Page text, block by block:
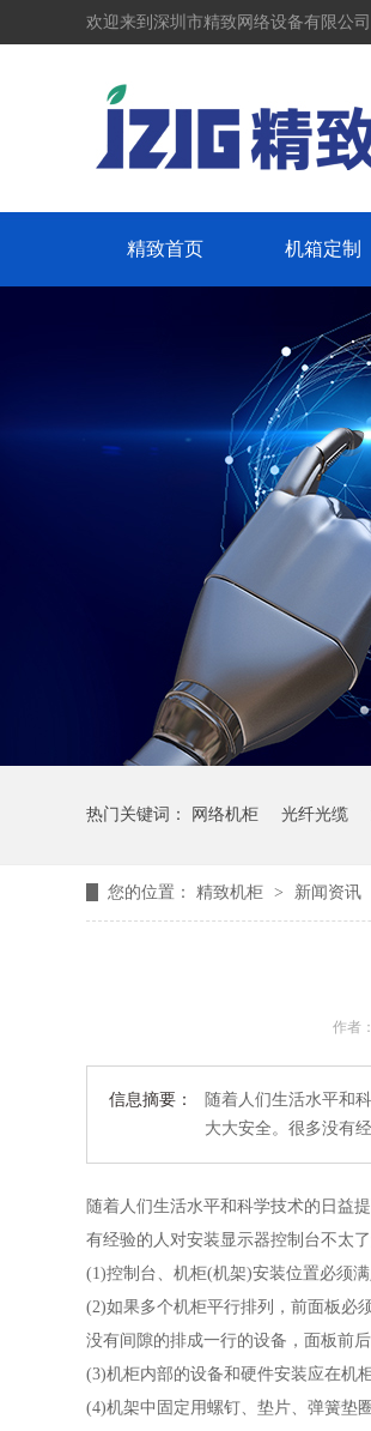
欢迎来到深圳市精致网络设备有限公司
精致首页 机箱定制
热门关键词： 网络机柜 光纤光缆
您的位置： 精致机柜 > 新闻资讯
作者
信息摘要：
随着人们生活水平和
大大安全。很多没有
随着人们生活水平和科学技术的日益
有经验的人对安装显示器控制台不太
(1)控制台、机柜(机架)安装位置必须
(2)如果多个机柜平行排列，前面板必
没有间隙的排成一行的设备，面板前
(3)机柜内部的设备和硬件安装应在机
(4)机架中固定用螺钉、垫片、弹簧垫